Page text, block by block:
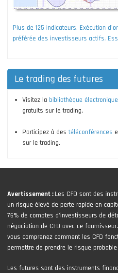
Plus de 125 indicateurs. Exécution
préférée des investisseurs actifs.
Le trading des futures
Visitez la bibliothèque électronique
gratuits sur le trading.
Participez à destéléconférences
sur le trading.
Avertissement : Les CFD sont des
un risque élevé de perte rapide en
76% de comptes d'investisseurs de
négociation de CFD avec ce
vous comprenez comment les CFD
permettre de prendre le risque
Les futures sont des instruments